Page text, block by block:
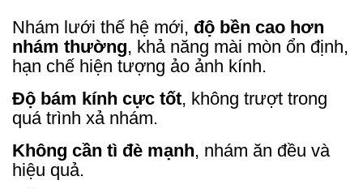
Nhám lưới thế hệ mới, độ bền cao hơn
nhám thường, khả năng mài mòn ổn định,
hạn chế hiện tượng ảo ảnh kính.
Độ bám kính cực tốt, không trượt trong
quá trình xả nhám.
Không cần tì đè mạnh, nhám ăn đều và
hiệu quả.